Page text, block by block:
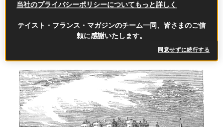
ふるまわれ、4日間にわたる祝宴が催されました。
当社のプライバシーポリシーについてもっと詳しく
テイスト・フランス・マガジンのチーム一同、皆さまのご信
頼に感謝いたします。
同意せずに続行する